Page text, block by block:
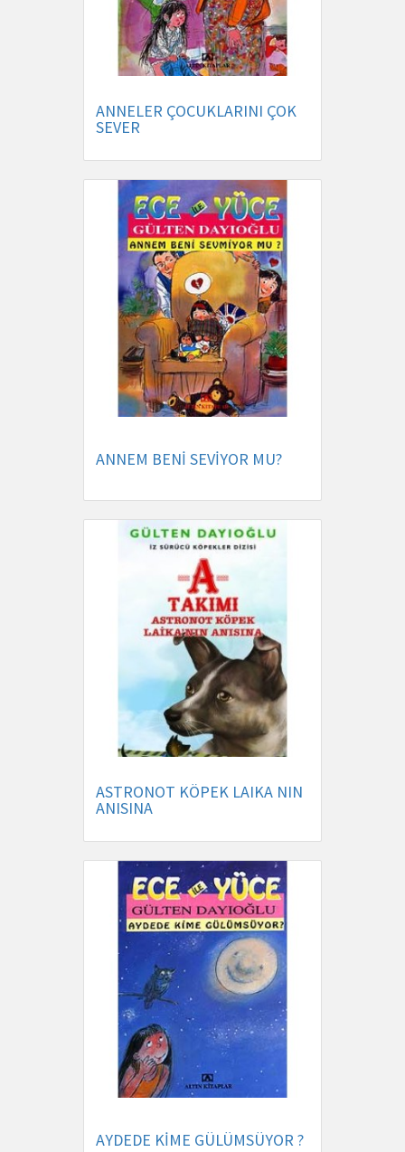
ANNELER ÇOCUKLARINI ÇOK
SEVER
ANNEM BENİ SEVİYOR MU?
ASTRONOT KÖPEK LAIKA NIN
ANISINA
AYDEDE KİME GÜLÜMSÜYOR ?